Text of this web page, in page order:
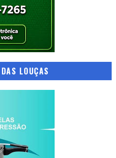
LOUÇAS